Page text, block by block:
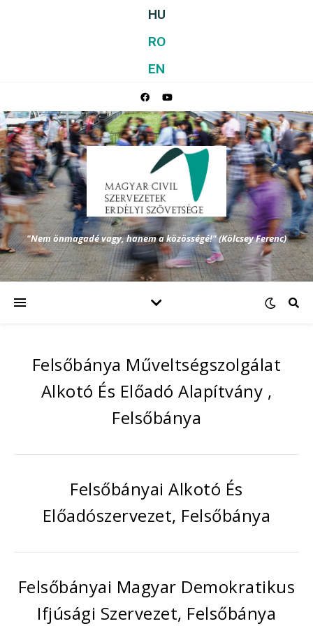
HU
RO
EN
"Nem önmagadé vagy, hanem a közösségé!" (Kölcsey Ferenc)
Felsőbánya Műveltségszolgálat
Alkotó És Előadó Alapítvány ,
Felsőbánya
Felsőbányai Alkotó És
Előadószervezet, Felsőbánya
Felsőbányai Magyar Demokratikus
Ifjúsági Szervezet, Felsőbánya